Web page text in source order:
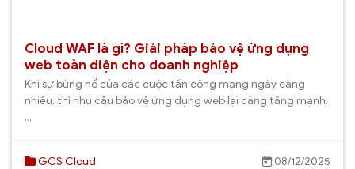
Cloud WAF là gì? Giải pháp bảo vệ ứng dụng
web toàn diện cho doanh nghiệp
Khi sự bùng nổ của các cuộc tấn công mạng ngày càng
nhiều, thì nhu cầu bảo vệ ứng dụng web lại càng tăng mạnh.
...
GCS Cloud 08/12/2025